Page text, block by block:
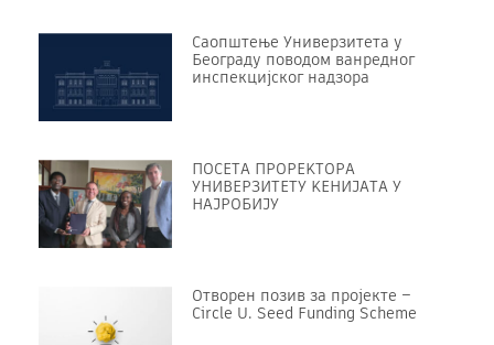
Саопштење Универзитета у
Београду поводом ванредног
инспекцијског надзора
ПОСЕТА ПРОРЕKТОРА
УНИВЕРЗИТЕТУ KЕНИЈАТА У
НАЈРОБИЈУ
Отворен позив за пројекте –
Circle U. Seed Funding Scheme